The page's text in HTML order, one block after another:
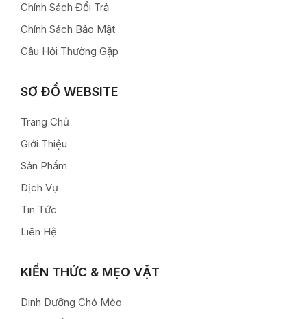
Chính Sách Đổi Trả
Chính Sách Bảo Mật
Câu Hỏi Thường Gặp
SƠ ĐỒ WEBSITE
Trang Chủ
Giới Thiệu
Sản Phẩm
Dịch Vụ
Tin Tức
Liên Hệ
KIẾN THỨC & MẸO VẶT
Dinh Dưỡng Chó Mèo